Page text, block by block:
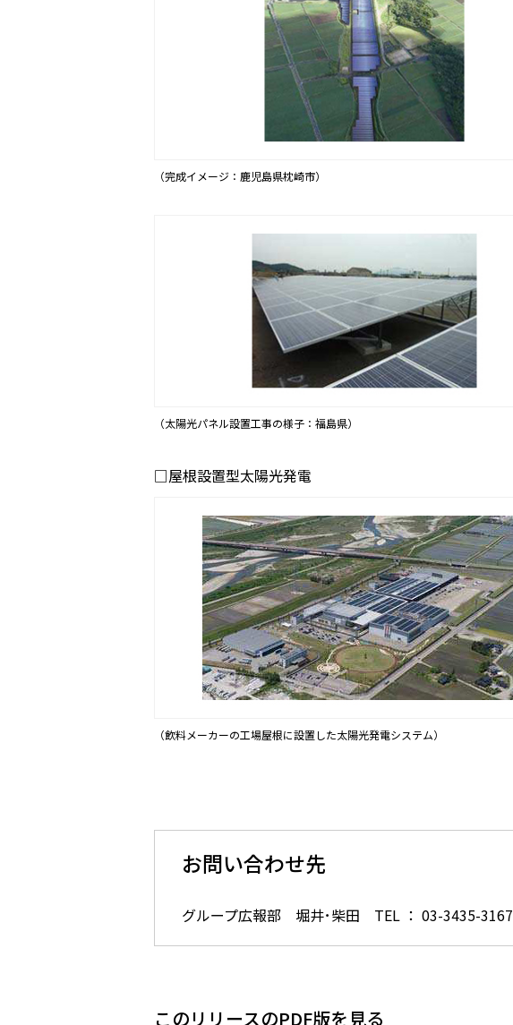
（完成イメージ：鹿児島県枕崎市）
（太陽光パネル設置工事の様子：福島県）
□屋根設置型太陽光発電
（飲料メーカーの工場屋根に設置した太陽光発電システム）
お問い合わせ先
グループ広報部 堀井･柴田 TEL ： 03-3435-3167
このリリースのPDF版を見る